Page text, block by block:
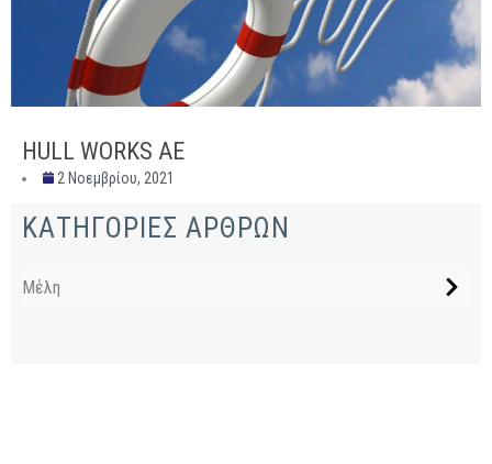
HULL WORKS AE
2 Νοεμβρίου, 2021
ΚΑΤΗΓΟΡΙΕΣ ΑΡΘΡΩΝ
Μέλη